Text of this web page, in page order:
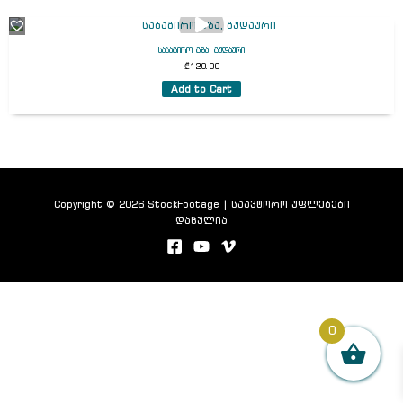
საბაგირო გზა, გუდაური
₾120.00
Add to Cart
Copyright © 2026 StockFootage | საავტორო უფლებები
დაცულია
0